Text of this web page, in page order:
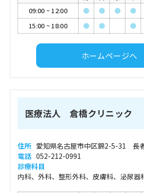
09:00 ~12:00 ● ● ● ●
15:00 ~18:00 ● ● ●
ホームページへ
医療法人 倉橋クリニック
住所 愛知県名古屋市中区錦2-5-31 長
電話 052-212-0991
診療科目
内科、外科、整形外科、皮膚科、泌尿器